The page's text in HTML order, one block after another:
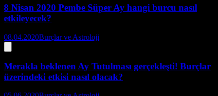
8 Nisan 2020 Pembe Süper Ay hangi burcu nasıl
etkileyecek?
08.04.2020Burçlar ve Astroloji
Merakla beklenen Ay Tutulması gerçekleşti! Burçlar
üzerindeki etkisi nasıl olacak?